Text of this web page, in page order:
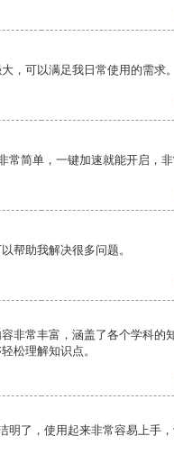
，可以满足我日常使用的需求。
常简单，一键加速就能开启，非
帮助我解决很多问题。
非常丰富，涵盖了各个学科的
松理解知识点。
明了，使用起来非常容易上手